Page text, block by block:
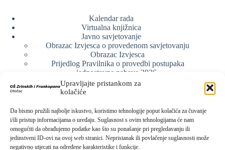
Upravljajte pristankom za
kolačiće
Da bismo pružili najbolje iskustvo, koristimo tehnologije poput kolačića za čuvanje
i/ili pristup informacijama o uređaju. Suglasnost s ovim tehnologijama će nam
omogućiti da obrađujemo podatke kao što su ponašanje pri pregledavanju ili
jedinstveni ID-ovi na ovoj web stranici. Nepristanak ili povlačenje suglasnosti može
negativno utjecati na određene karakteristike i funkcije.
Kalendar rada
Virtualna knjižnica
Javno savjetovanje
Obrazac Izvjesca o provedenom savjetovanju
Obrazac Izvjesca
Prijedlog Pravilnika o provedbi postupaka
jednostavne nabave 2026.
Obrazlozenje uz prijedlog Pravilnika o provedbi
postupka jednostavne nabave
Web arhiva
Politika o zaštiti privatnosti